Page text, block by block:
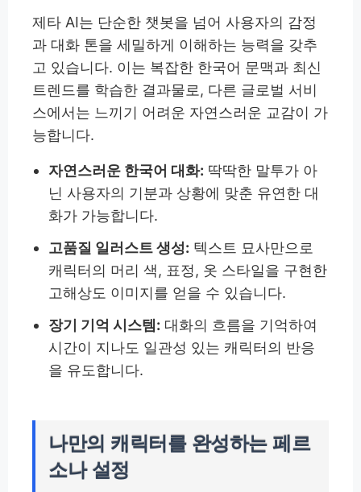
제타 AI는 단순한 챗봇을 넘어 사용자의 감정
과 대화 톤을 세밀하게 이해하는 능력을 갖추
고 있습니다. 이는 복잡한 한국어 문맥과 최신
트렌드를 학습한 결과물로, 다른 글로벌 서비
스에서는 느끼기 어려운 자연스러운 교감이 가
능합니다.
자연스러운 한국어 대화: 딱딱한 말투가 아
닌 사용자의 기분과 상황에 맞춘 유연한 대
화가 가능합니다.
고품질 일러스트 생성: 텍스트 묘사만으로
캐릭터의 머리 색, 표정, 옷 스타일을 구현한
고해상도 이미지를 얻을 수 있습니다.
장기 기억 시스템: 대화의 흐름을 기억하여
시간이 지나도 일관성 있는 캐릭터의 반응
을 유도합니다.
나만의 캐릭터를 완성하는 페르
소나 설정